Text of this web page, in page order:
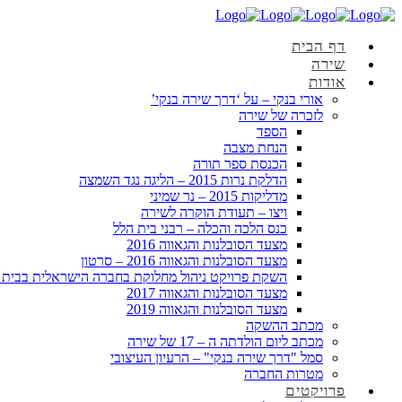
דף הבית
שירה
אודות
אורי בנקי – על ‘דרך שירה בנקי’
לזכרה של שירה
הספד
הנחת מצבה
הכנסת ספר תורה
הדלקת נרות 2015 – הליגה נגד השמצה
מדליקות 2015 – נר שמיני
ויצו – תעודת הוקרה לשירה
כנס הלכה והכלה – רבני בית הלל
מצעד הסובלנות והגאווה 2016
מצעד הסובלנות והגאווה 2016 – סרטון
השקת פרויקט ניהול מחלוקת בחברה הישראלית
מצעד הסובלנות והגאווה 2017
מצעד הסובלנות והגאווה 2019
מכתב ההשקה
מכתב ליום הולדתה ה – 17 של שירה
סמל "דרך שירה בנקי" – הרעיון העיצובי
מטרות החברה
פרויקטים